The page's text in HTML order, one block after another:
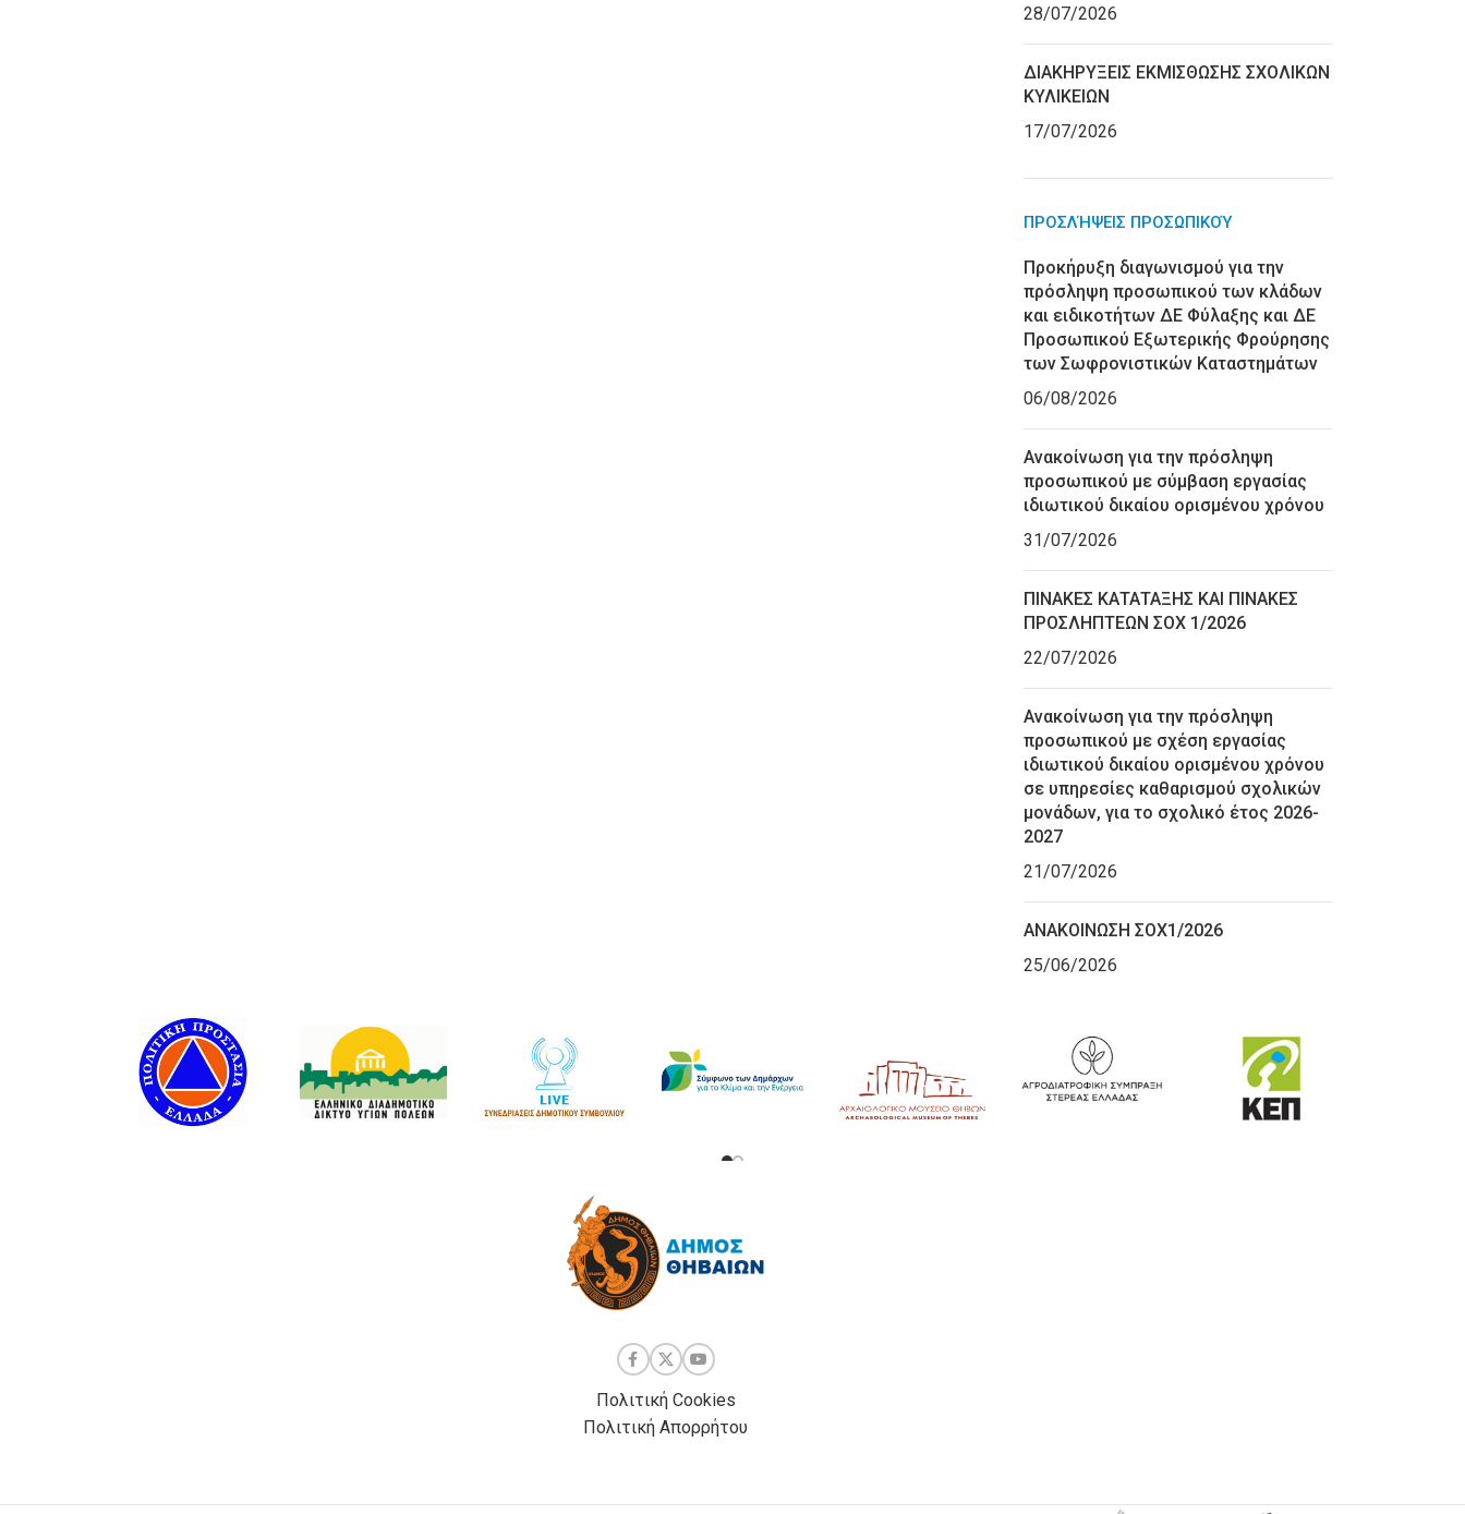
28/07/2026
ΔΙΑΚΗΡΥΞΕΙΣ ΕΚΜΙΣΘΩΣΗΣ ΣΧΟΛΙΚΩΝ
ΚΥΛΙΚΕΙΩΝ
17/07/2026
ΠΡΟΣΛΉΨΕΙΣ ΠΡΟΣΩΠΙΚΟΎ
Προκήρυξη διαγωνισμού για την
πρόσληψη προσωπικού των κλάδων
και ειδικοτήτων ΔΕ Φύλαξης και ΔΕ
Προσωπικού Εξωτερικής Φρούρησης
των Σωφρονιστικών Καταστημάτων
06/08/2026
Ανακοίνωση για την πρόσληψη
προσωπικού με σύμβαση εργασίας
ιδιωτικού δικαίου ορισμένου χρόνου
31/07/2026
ΠΙΝΑΚΕΣ ΚΑΤΑΤΑΞΗΣ ΚΑΙ ΠΙΝΑΚΕΣ
ΠΡΟΣΛΗΠΤΕΩΝ ΣΟΧ 1/2026
22/07/2026
Ανακοίνωση για την πρόσληψη
προσωπικού με σχέση εργασίας
ιδιωτικού δικαίου ορισμένου χρόνου
σε υπηρεσίες καθαρισμού σχολικών
μονάδων, για το σχολικό έτος 2026-
2027
21/07/2026
ΑΝΑΚΟΙΝΩΣΗ ΣΟΧ1/2026
25/06/2026
Πολιτική Cookies
Πολιτική Απορρήτου